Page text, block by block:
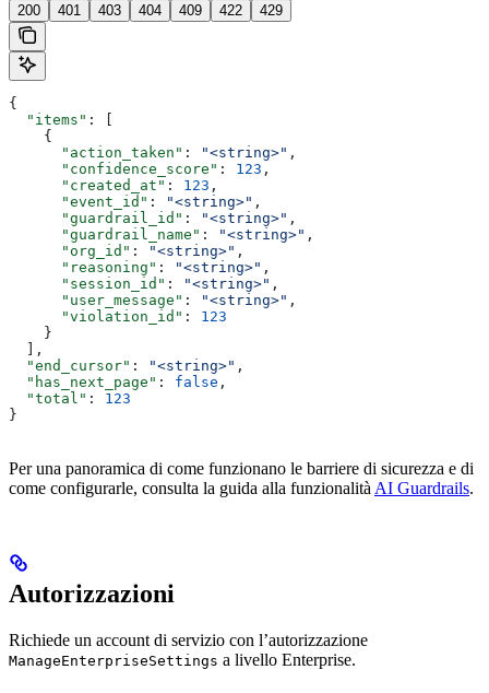
200 401 403 404 409 422 429
{
  "items"
: [
    {
      "action_taken"
: "<string>" ,
      "confidence_score"
: 123 ,
      "created_at"
: 123 ,
      "event_id"
: "<string>" ,
      "guardrail_id"
: "<string>" ,
      "guardrail_name"
: "<string>" ,
      "org_id"
: "<string>" ,
      "reasoning"
: "<string>" ,
      "session_id"
: "<string>" ,
      "user_message"
: "<string>" ,
      "violation_id"
: 123
    }
  ],
  "end_cursor"
: "<string>" ,
  "has_next_page"
: false ,
  "total"
: 123
}
Per una panoramica di come funzionano le barriere di sicurezza e di
come configurarle, consulta la guida alla funzionalità AI Guardrails.
Autorizzazioni
Richiede un account di servizio con l’autorizzazione
ManageEnterpriseSettings a livello Enterprise.